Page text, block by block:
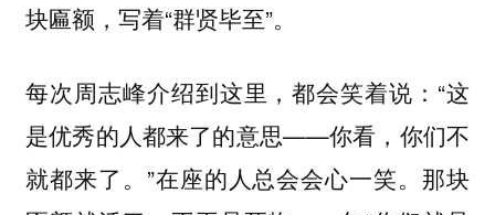
块匾额，写着“群贤毕至”。
每次周志峰介绍到这里，都会笑着说：“这
是优秀的人都来了的意思——你看，你们不
就都来了。”在座的人总会会心一笑。那块